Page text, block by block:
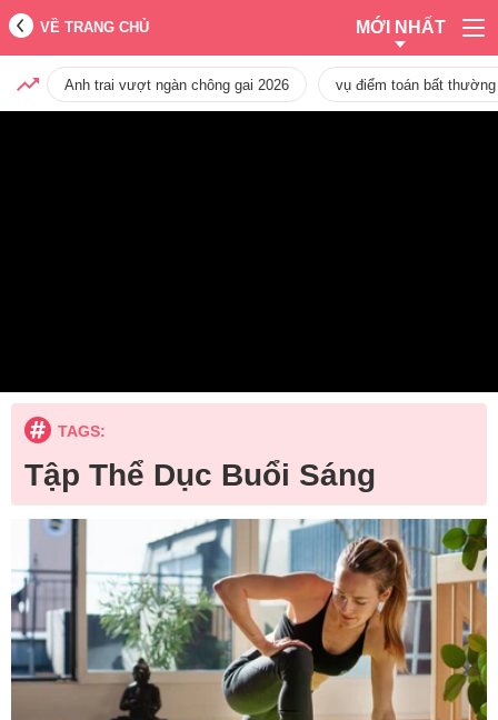
VỀ TRANG CHỦ MỚI NHẤT
Anh trai vượt ngàn chông gai 2026 vụ điểm toán bất
TAGS:
Tập Thể Dục Buổi Sáng